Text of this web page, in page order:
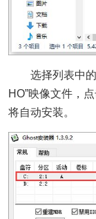
选择列表中的
HO”映像文件，
将自动安装。